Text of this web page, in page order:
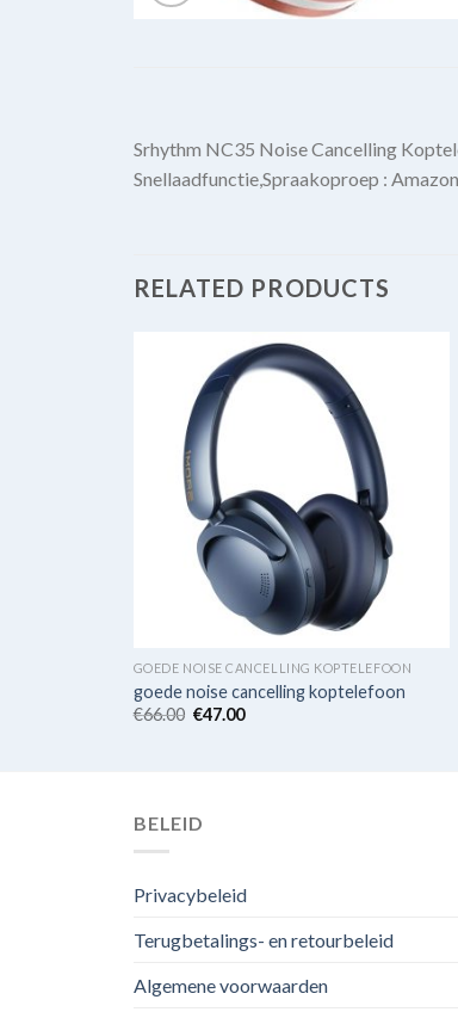
Srhythm NC35 Noise Cancelling
Snellaadfunctie,Spraakoproep :
RELATED PRODUCTS
GOEDE NOISE CANCELLING KOPTELEFOON
goede noise cancelling koptelefoon
€66.00 €47.00
BELEID
Privacybeleid
Terugbetalings- en retourbeleid
Algemene voorwaarden